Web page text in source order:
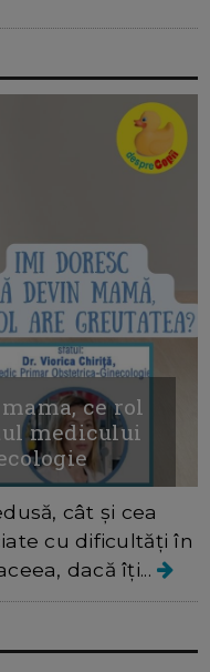
ce rol
medicului
cât și cea
cu dificultăți în
dacă îți...